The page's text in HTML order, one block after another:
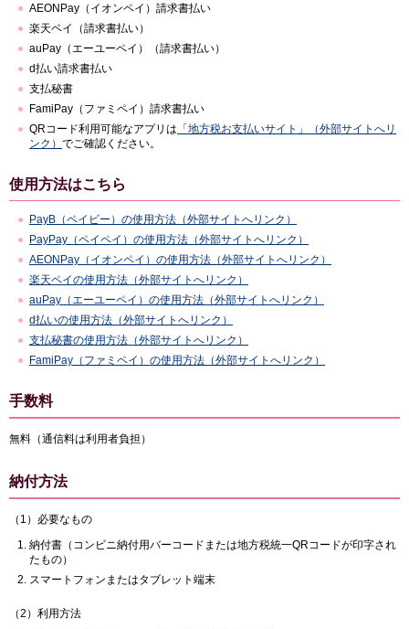
AEONPay（イオンペイ）請求書払い
楽天ペイ（請求書払い）
auPay（エーユーペイ）（請求書払い）
d払い請求書払い
支払秘書
FamiPay（ファミペイ）請求書払い
QRコード利用可能なアプリは 「地方税お支払いサイト」（外部サイトへリ
ンク） でご確認ください。
使用方法はこちら
PayB（ペイビー）の使用方法（外部サイトへリンク）
PayPay（ペイペイ）の使用方法（外部サイトへリンク）
AEONPay（イオンペイ）の使用方法（外部サイトへリンク）
楽天ペイの使用方法（外部サイトへリンク）
auPay（エーユーペイ）の使用方法（外部サイトへリンク）
d払いの使用方法（外部サイトへリンク）
支払秘書の使用方法（外部サイトへリンク）
FamiPay（ファミペイ）の使用方法（外部サイトへリンク）
手数料
無料（通信料は利用者負担）
納付方法
（1）必要なもの
納付書（コンビニ納付用バーコードまたは地方税統一QRコードが印字され
たもの）
スマートフォンまたはタブレット端末
（2）利用方法